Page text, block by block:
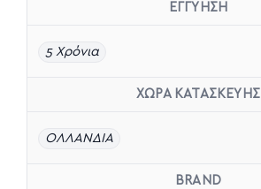
ΕΓΓΥΗΣΗ
5 Χρόνια
ΧΩΡΑ ΚΑΤΑΣΚΕΥΗΣ
ΟΛΛΑΝΔΙΑ
BRAND